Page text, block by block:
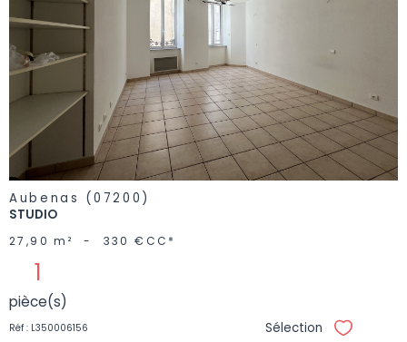
BIEN
Aubenas (07200)
STUDIO
27,90 m² - 330 € CC*
1
pièce(s)
Réf : L350006156 Sélection